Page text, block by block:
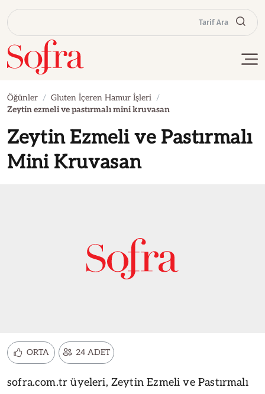
Tarif Ara
Öğünler
Gluten İçeren Hamur İşleri
Zeytin ezmeli ve pastırmalı mini kruvasan
Zeytin Ezmeli ve Pastırmalı
Mini Kruvasan
ORTA 24 ADET
sofra.com.tr üyeleri, Zeytin Ezmeli ve Pastırmalı